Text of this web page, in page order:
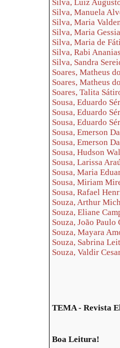
Silva, Luiz
Silva, Manuela
Silva, Maria
Silva, Maria
Silva, Maria de
Silva, Rabi
Silva, Sandra
Soares, Matheus
Soares, Matheus
Soares, Talita
Sousa, Eduardo
Sousa, Eduardo
Sousa, Eduardo
Sousa, Emerson
Sousa, Emerson
Sousa, Hudson
Sousa, Larissa
Sousa, Maria
Sousa, Miriam
Sousa, Rafael
Souza, Arthur
Souza, Eliane
Souza, João Paulo
Souza, Mayara
Souza, Sabrina
Souza, Valdir
TEMA - Revista
Boa Leitura!